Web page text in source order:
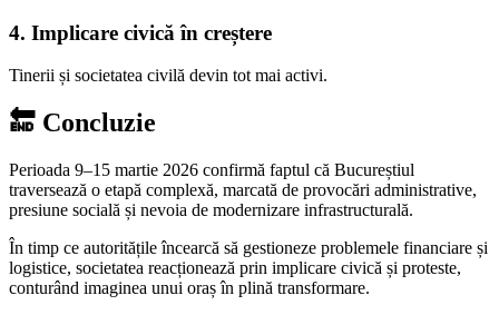
4. Implicare civică în creștere
Tinerii și societatea civilă devin tot mai activi.
🔚 Concluzie
Perioada 9–15 martie 2026 confirmă faptul că Bucureștiul
traversează o etapă complexă, marcată de provocări administrative,
presiune socială și nevoia de modernizare infrastructurală.
În timp ce autoritățile încearcă să gestioneze problemele financiare și
logistice, societatea reacționează prin implicare civică și proteste,
conturând imaginea unui oraș în plină transformare.